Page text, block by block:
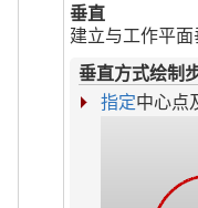
垂直
建立与工作平面
垂直方式绘制
指定中心点